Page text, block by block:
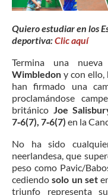
Quiero estudiar en los
deportiva:Clic aquí
Termina una
Wimbledon y con ello,
han firmado una
proclamándose
británico Joe
7‑6(7), 7‑6(7) en la
No ha sido
neerlandesa, que
peso como Pavic/
cediendosolo un set
triunfo representa su